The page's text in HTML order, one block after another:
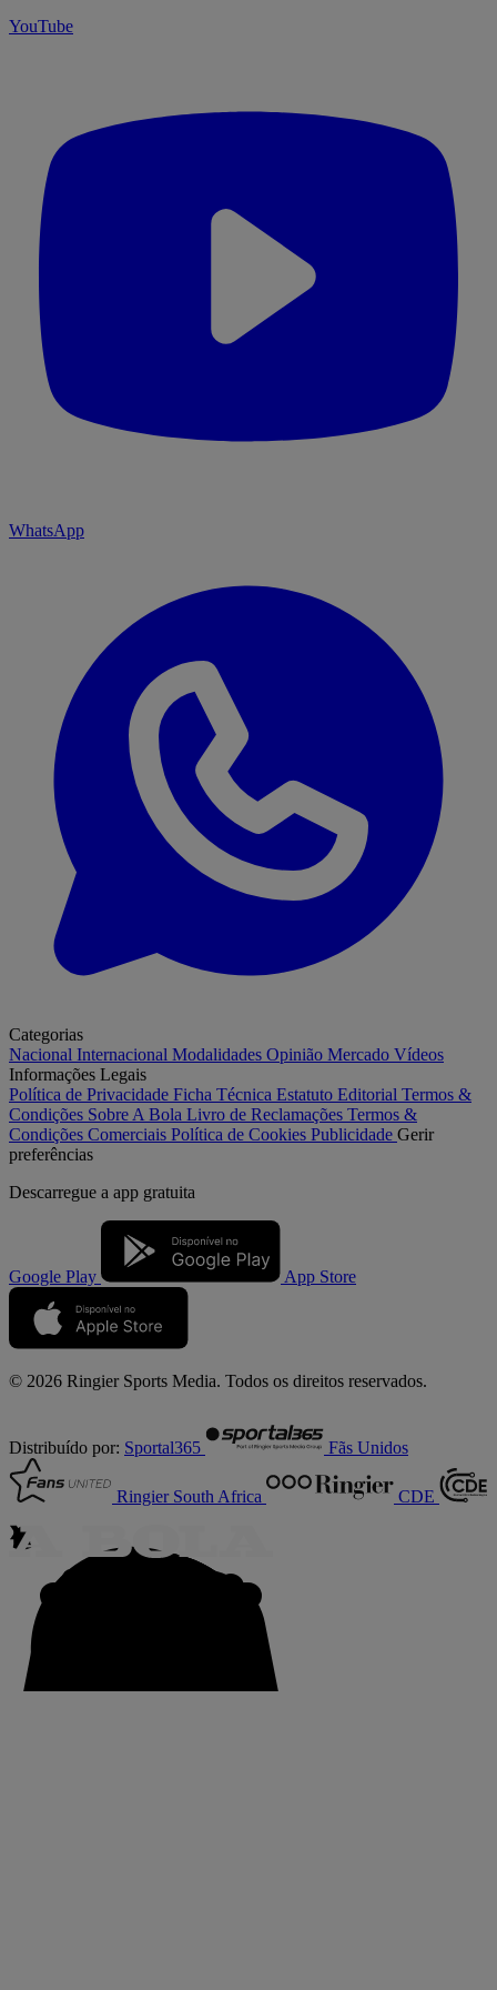
YouTube
WhatsApp
Categorias
Nacional Internacional Modalidades Opinião Mercado Vídeos
Informações Legais
Política de Privacidade Ficha Técnica Estatuto Editorial Termos &
Condições Sobre A Bola Livro de Reclamações Termos &
Condições Comerciais Política de Cookies Publicidade Gerir
preferências
Descarregue a app gratuita
Google Play App Store
© 2026 Ringier Sports Media. Todos os direitos reservados.
Distribuído por: Sportal365 Fãs Unidos
Ringier South Africa CDE